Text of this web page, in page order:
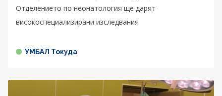
Отделението по неонатология ще дарят
високоспециализирани изследвания
УМБАЛ Токуда